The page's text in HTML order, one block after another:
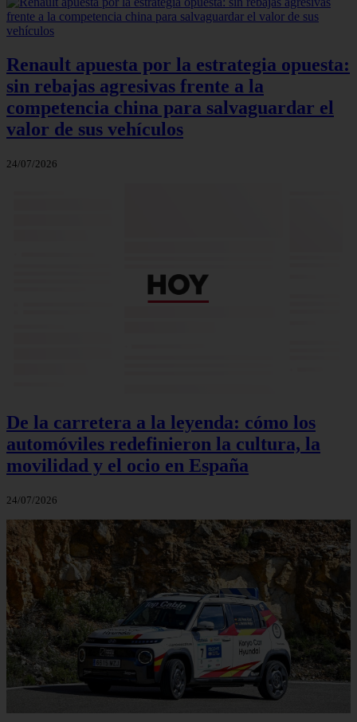
Renault apuesta por la estrategia opuesta:
sin rebajas agresivas frente a la
competencia china para salvaguardar el
valor de sus vehículos
24/07/2026
De la carretera a la leyenda: cómo los
automóviles redefinieron la cultura, la
movilidad y el ocio en España
24/07/2026